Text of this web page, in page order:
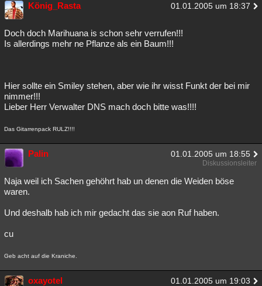
König_Rasta 01.01.2005 um 18:37
Doch doch Marihuana is schon sehr verrufen!!!
Is allerdings mehr ne Pflanze als ein Baum!!!
Hier sollte ein Smiley stehen, aber wie ihr wisst Funkt der bei mir
nimmer!!!
Lieber Herr Verwalter DNS mach doch bitte was!!!!
Das Gitarrenpack RULZ!!!!
Palin 01.01.2005 um 18:55
Diskussionsleiter
Naja weil ich Sachen gehöhrt hab un denen die Weiden böse
waren.
Und deshalb hab ich mir gedacht das sie aon Ruf haben.
cu
Geb acht auf die Kraniche.
oxayotel 01.01.2005 um 19:03